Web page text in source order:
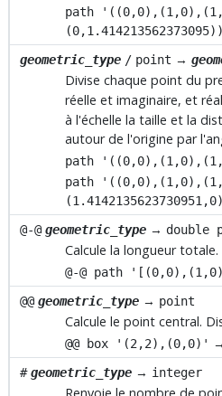
path
(0,1.414213562373095))
geometric_type / point →
Divise chaque point du
réelle et imaginaire, et
à l'échelle la taille et la
autour de l'origine par
path
path
@-@ geometric_type → double
Calcule la longueur
@-@ path
@@ geometric_type → point
Calcule le point central.
@@ box '(2,2),(0,0)' →
# geometric_type → integer